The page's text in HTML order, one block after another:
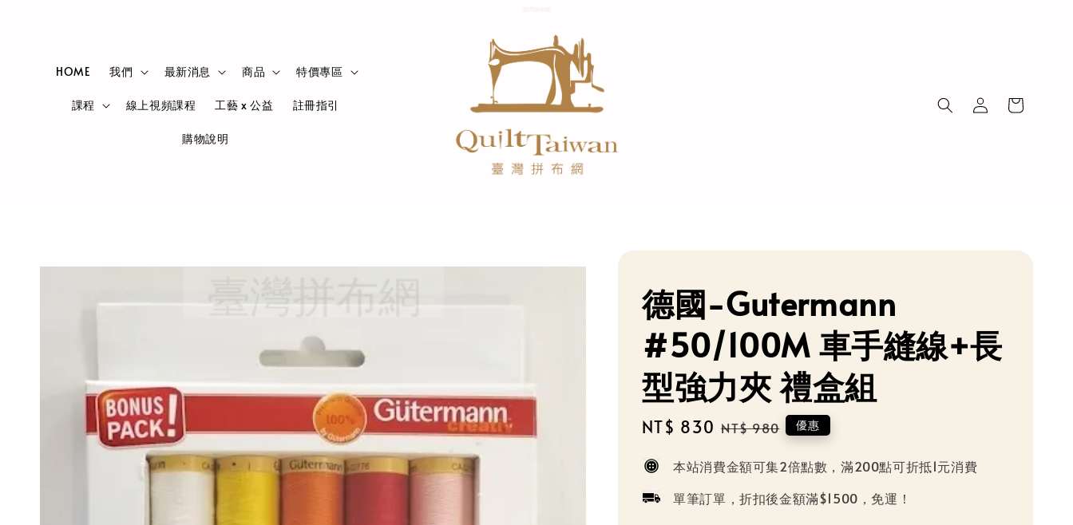
HOME 我們 最新消息 商品 特價專區
課程 線上視頻課程 工藝 x 公益 註冊指引
購物說明
德國-Gutermann
#50/100M 車手縫線+長
型強力夾 禮盒組
Sale
NT$ 830 Regular
NT$ 980 優惠
本站消費金額可集2倍點數，滿200點可折抵1元消費
單筆訂單，折扣後金額滿$1500，免運！